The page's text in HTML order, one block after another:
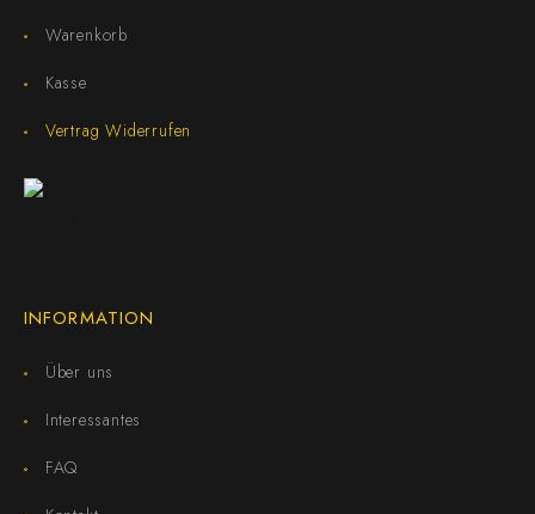
Warenkorb
Kasse
Vertrag Widerrufen
INFORMATION
Über uns
Interessantes
FAQ